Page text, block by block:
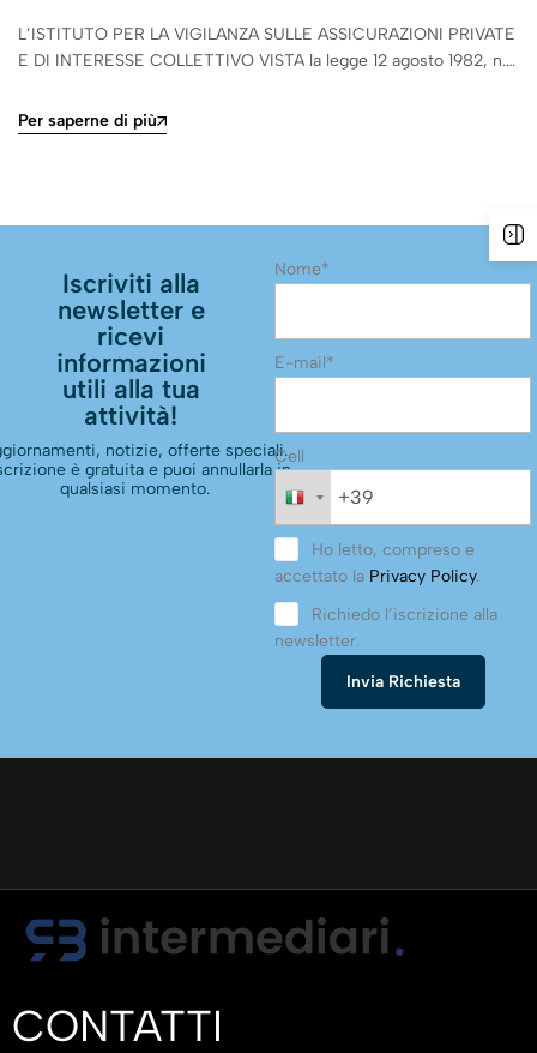
L’ISTITUTO PER LA VIGILANZA SULLE ASSICURAZIONI PRIVATE
E DI INTERESSE COLLETTIVO VISTA la legge 12 agosto 1982, n.…
Per saperne di più
Iscriviti alla
newsletter e
ricevi
informazioni
utili alla tua
attività!
notizie, offerte speciali.
è gratuita e puoi annullarla in
qualsiasi momento.
Nome*
E-mail*
Cell
Ho letto, compreso e
accettato la Privacy Policy.
Richiedo l’iscrizione alla
newsletter.
CONTATTI